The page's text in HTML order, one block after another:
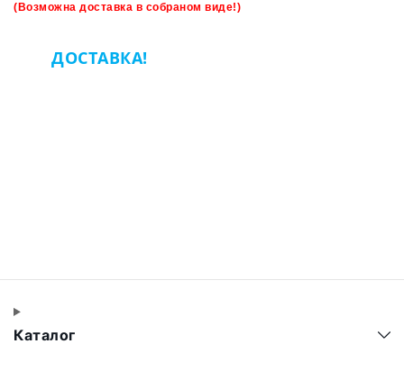
(Возможна доставка в собраном виде!)
ДОСТАВКА!
Каталог